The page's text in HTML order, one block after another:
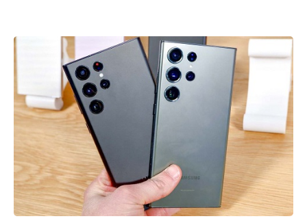
هواوي
اجهزة جوجل
مركات الهواتف